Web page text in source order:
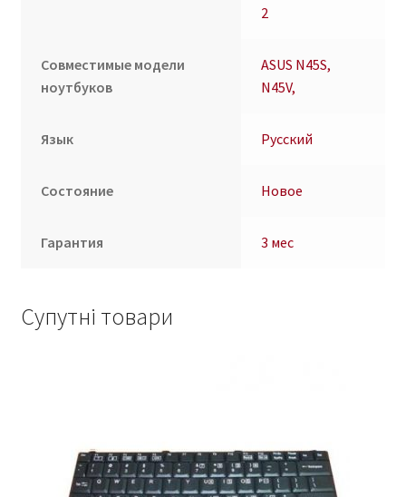
2
Совместимые модели
ноутбуков
ASUS N45S,
N45V,
Язык Русский
Состояние Новое
Гарантия 3 мес
Супутні товари